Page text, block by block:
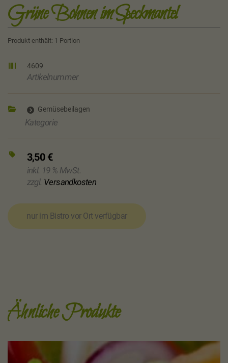
Grüne Bohnen im Speckmantel
Produkt enthält: 1 Portion
4609
Artikelnummer
Gemüsebeilagen
Kategorie
3,50 €
inkl. 19 % MwSt.
zzgl. Versandkosten
nur im Bistro vor Ort verfügbar
Ähnliche Produkte